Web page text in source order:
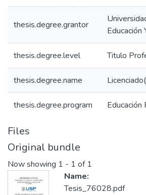
thesis.degree.grantor
Educación
thesis.degree.level Titulo
thesis.degree.name
thesis.degree.program Educación
Files
Original bundle
Now showing 1 - 1 of 1
Name:
Tesis_76028.pdf